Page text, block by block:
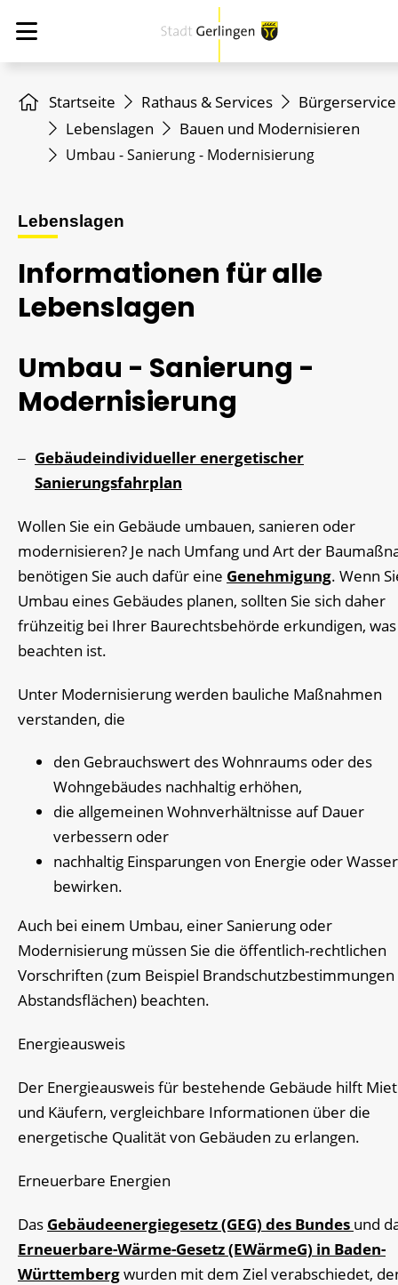
Startseite Rathaus & Services
Bürgerservice
Lebenslagen
Bauen und Modernisieren
Umbau - Sanierung - Modernisierung
Lebenslagen
Informationen für alle
Lebenslagen
Umbau - Sanierung -
Modernisierung
Gebäudeindividueller energetischer
Sanierungsfahrplan
Wollen Sie ein Gebäude umbauen, sanieren oder
modernisieren? Je nach Umfang und Art der
benötigen Sie auch dafür eine Genehmigung. Wenn
Umbau eines Gebäudes planen, sollten Sie sich daher
frühzeitig bei Ihrer Baurechtsbehörde erkundigen,
beachten ist.
Unter Modernisierung werden bauliche Maßnahmen
verstanden, die
den Gebrauchswert des Wohnraums oder des
Wohngebäudes nachhaltig erhöhen,
die allgemeinen Wohnverhältnisse auf Dauer
verbessern oder
nachhaltig Einsparungen von Energie oder Wasser
bewirken.
Auch bei einem Umbau, einer Sanierung oder
Modernisierung müssen Sie die öffentlich-rechtlichen
Vorschriften (zum Beispiel
Abstandsflächen) beachten.
Energieausweis
Der Energieausweis für bestehende Gebäude hilft
und Käufern, vergleichbare Informationen über die
energetische Qualität von Gebäuden zu erlangen.
Erneuerbare Energien
Das Gebäudeenergiegesetz (GEG) des Bundes und
Erneuerbare-Wärme-Gesetz (EWärmeG) in Baden-
Württembergwurden mit dem Ziel verabschiedet,